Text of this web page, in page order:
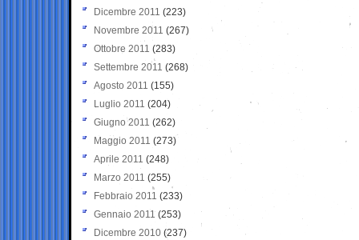
Dicembre 2011 (223)
Novembre 2011 (267)
Ottobre 2011 (283)
Settembre 2011 (268)
Agosto 2011 (155)
Luglio 2011 (204)
Giugno 2011 (262)
Maggio 2011 (273)
Aprile 2011 (248)
Marzo 2011 (255)
Febbraio 2011 (233)
Gennaio 2011 (253)
Dicembre 2010 (237)